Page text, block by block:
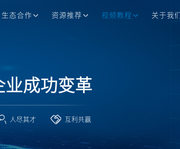
生态合作 资源推荐 视频教程 关于我们
业成功变革
人尽其才 互利共赢